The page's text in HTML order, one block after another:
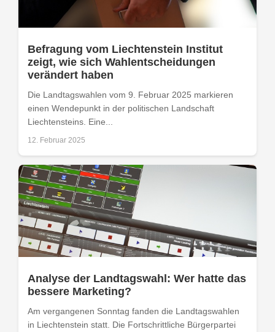
Befragung vom Liechtenstein Institut
zeigt, wie sich Wahlentscheidungen
verändert haben
Die Landtagswahlen vom 9. Februar 2025 markieren
einen Wendepunkt in der politischen Landschaft
Liechtensteins. Eine...
12. Februar 2025
Analyse der Landtagswahl: Wer hatte das
bessere Marketing?
Am vergangenen Sonntag fanden die Landtagswahlen
in Liechtenstein statt. Die Fortschrittliche Bürgerpartei